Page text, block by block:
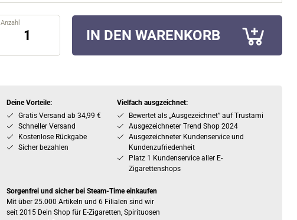
Anzahl
IN DEN WARENKORB
Deine Vorteile:
Gratis Versand ab 34,99 €
Schneller Versand
Kostenlose Rückgabe
Sicher bezahlen
Vielfach ausgzeichnet:
Bewertet als „Ausgezeichnet” auf Trustami
Ausgezeichneter Trend Shop 2024
Ausgezeichneter Kundenservice und
Kundenzufriedenheit
Platz 1 Kundenservice aller E-
Zigarettenshops
Sorgenfrei und sicher bei Steam-Time einkaufen
Mit über 25.000 Artikeln und 6 Filialen sind wir
seit 2015 Dein Shop für E-Zigaretten, Spirituosen